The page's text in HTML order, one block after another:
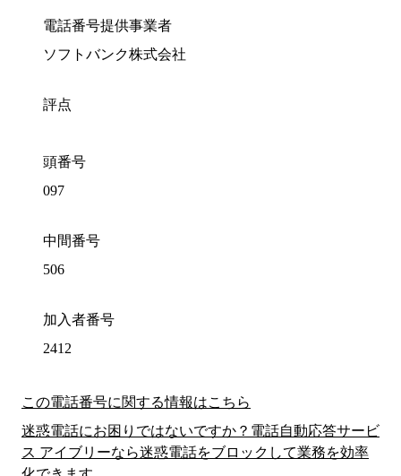
電話番号提供事業者
ソフトバンク株式会社
評点
頭番号
097
中間番号
506
加入者番号
2412
この電話番号に関する情報はこちら
迷惑電話にお困りではないですか？電話自動応答サービ
ス アイブリーなら迷惑電話をブロックして業務を効率